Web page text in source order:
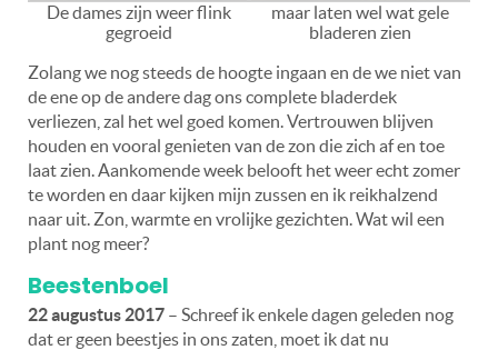
De dames zijn weer flink
gegroeid
maar laten wel wat gele
bladeren zien
Zolang we nog steeds de hoogte ingaan en de we niet van
de ene op de andere dag ons complete bladerdek
verliezen, zal het wel goed komen. Vertrouwen blijven
houden en vooral genieten van de zon die zich af en toe
laat zien. Aankomende week belooft het weer echt zomer
te worden en daar kijken mijn zussen en ik reikhalzend
naar uit. Zon, warmte en vrolijke gezichten. Wat wil een
plant nog meer?
Beestenboel
22 augustus 2017 – Schreef ik enkele dagen geleden nog
dat er geen beestjes in ons zaten, moet ik dat nu